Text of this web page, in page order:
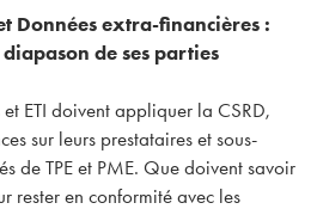
Données extra-financières :
de ses parties
ETI doivent appliquer la CSRD,
sur leurs prestataires et sous-
de TPE et PME. Que doivent savoir
rester en conformité avec les